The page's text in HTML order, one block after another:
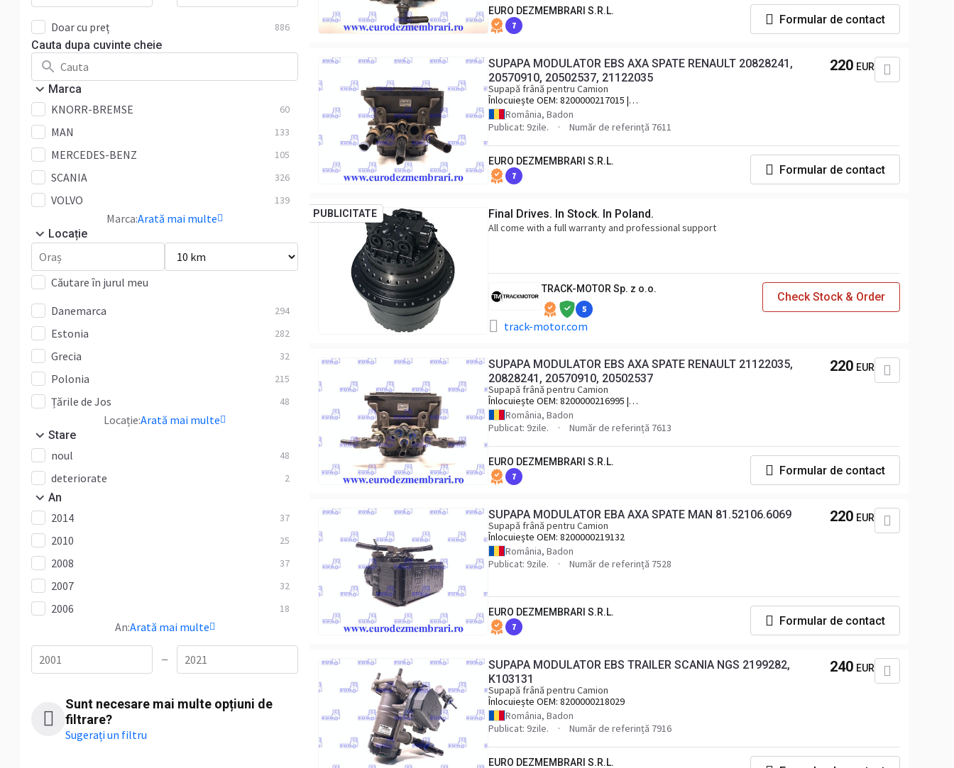
Doar cu preț 886
Cauta dupa cuvinte cheie
Marca
KNORR-BREMSE 60
MAN 133
MERCEDES-BENZ 105
SCANIA 326
VOLVO 139
Marca:Arată mai multe
Locație
Căutare în jurul meu
Danemarca
294
Estonia 282
Grecia 32
Polonia 215
Țările de Jos 48
Locație:Arată mai multe
Stare
noul 48
deteriorate 2
An
2014 37
2010 25
2008 37
2007 32
2006 18
An:Arată mai multe
—
Sunt necesare mai multe opțiuni de
filtrare?
Sugerați un filtru
EURO DEZMEMBRARI S.R.L.
7 Formular de contact
SUPAPA MODULATOR EBS AXA SPATE RENAULT 20828241,
20570910, 20502537, 21122035
Supapă frână pentru Camion
Înlocuiește OEM: 8200000217015 |
20570910, 20502537, 21122035
România, Badon
Publicat: 9zile.
Număr de referință 7611
220 EUR
EURO DEZMEMBRARI S.R.L.
7 Formular de contact
PUBLICITATE Final Drives. In Stock. In Poland.
All come with a full warranty and professional support
TRACK-MOTOR Sp. z o.o.
5
track-motor.com
Check Stock & Order
SUPAPA MODULATOR EBS AXA SPATE RENAULT 21122035,
20828241, 20570910, 20502537
Supapă frână pentru Camion
Înlocuiește OEM: 8200000216995 |
20828241, 20570910, 20502537
România, Badon
Publicat: 9zile.
Număr de referință 7613
220 EUR
EURO DEZMEMBRARI S.R.L.
7 Formular de contact
SUPAPA MODULATOR EBA AXA SPATE MAN 81.52106.6069
Supapă frână pentru Camion
Înlocuiește OEM: 8200000219132
România, Badon
Publicat: 9zile.
Număr de referință 7528
220 EUR
EURO DEZMEMBRARI S.R.L.
7 Formular de contact
SUPAPA MODULATOR EBS TRAILER SCANIA NGS 2199282,
K103131
Supapă frână pentru Camion
Înlocuiește OEM: 8200000218029
România, Badon
Publicat: 9zile.
Număr de referință 7916
240 EUR
EURO DEZMEMBRARI S.R.L.